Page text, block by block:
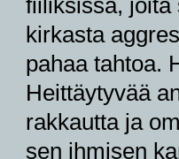
fiiliksissä, joita
kirkasta
pahaa tahtoa.
Heittäytyvää
rakkautta ja
sen ihmisen